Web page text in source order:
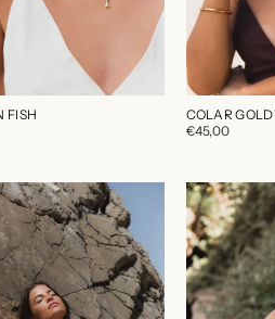
FISH
COLAR
€45,00